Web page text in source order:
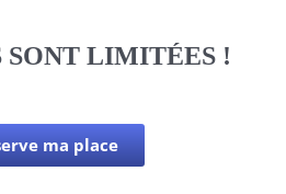
SONT LIMITÉES !
ma place